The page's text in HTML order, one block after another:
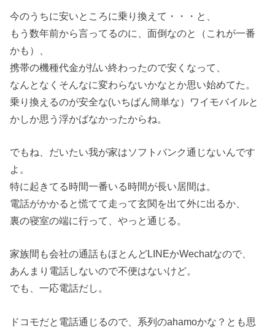
今のうちに安いところに乗り換えて・・・と、
もう数年前から言ってるのに、面倒なのと（これが一番
かも）、
携帯の機種代金が払い終わったので安くなって、
なんとなくそんなに変わらないかなとか思い始めてた。
乗り換えるのが安全な(いちばん簡単な）ワイモバイルと
かしか思う浮かばなかったからね。
でもね、だいたい我が家はソフトバンク通じないんです
よ。
特に起きてる時間一番いる時間が長い居間は。
電話がかかると慌てて走って玄関を出て外に出るか、
裏の寝室の端に行って、やっと通じる。
家族間も会社の通話もほとんどLINEかWechatなので、
あんまり電話しないので不便はないけど。
でも、一応電話だし。
ドコモだと電話通じるので、系列のahamoかな？とも思